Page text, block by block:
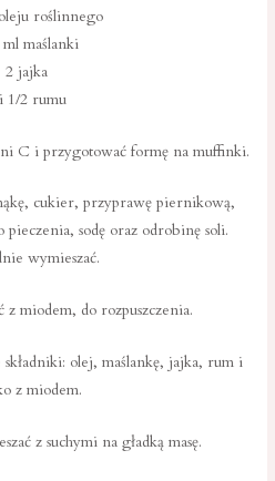
roślinnego
ml maślanki
2 jajka
1/2 rumu
C i przygotować formę na muffinki.
cukier, przyprawę piernikową,
sodę oraz odrobinę soli.
wymieszać.
miodem, do rozpuszczenia.
olej, maślankę, jajka, rum i
z miodem.
z suchymi na gładką masę.